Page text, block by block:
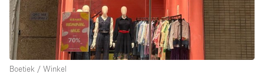
Boetiek / Winkel